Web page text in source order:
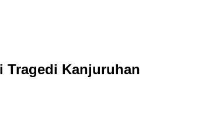
Tragedi Kanjuruhan